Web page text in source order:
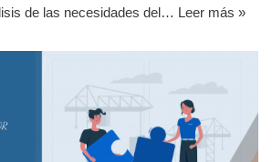
de las necesidades del… Leer más »